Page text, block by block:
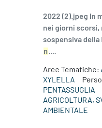
2022 (2).jpeg In
nei giorni scorsi,
sospensiva della
n....
Aree Tematiche:
XYLELLA
PENTASSUGLIA
AGRICOLTURA,
AMBIENTALE